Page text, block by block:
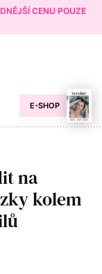
CENU POUZE
E-SHOP
na
kolem